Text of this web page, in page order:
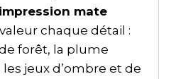
impression mate
chaque détail :
forêt, la plume
jeux d’ombre et de